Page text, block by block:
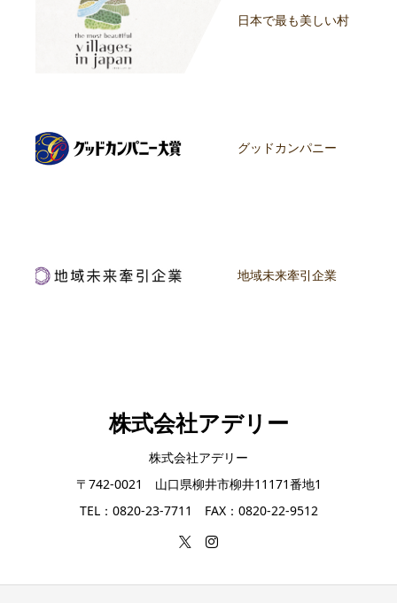
日本で最も美しい村
グッドカンパニー
地域未来牽引企業
株式会社アデリー
株式会社アデリー
〒742-0021 山口県柳井市柳井11171番地1
TEL：0820-23-7711 FAX：0820-22-9512